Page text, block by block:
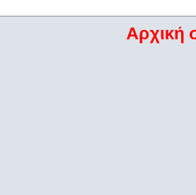
Αρχική